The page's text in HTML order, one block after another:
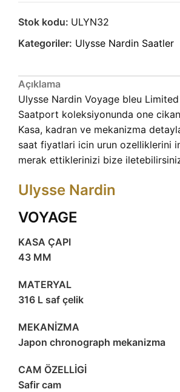
Stok kodu: ULYN32
Kategoriler: Ulysse Nardin Saatler
Açıklama
Ulysse Nardin Voyage bleu
Saatport koleksiyonunda one
Kasa, kadran ve mekanizma
saat fiyatlari icin urun ozelliklerini
merak ettiklerinizi bize
Ulysse Nardin
VOYAGE
KASA ÇAPI
43 MM
MATERYAL
316 L saf çelik
MEKANİZMA
Japon chronograph mekanizma
CAM ÖZELLİGİ
Safir cam